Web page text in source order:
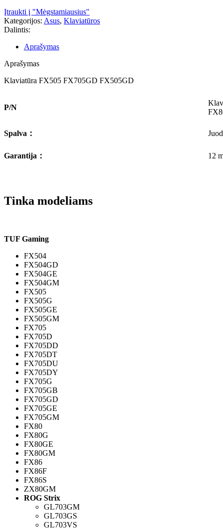
Įtraukti į "Mėgstamiausius"
Kategorijos: Asus, Klaviatūros
Dalintis:
Aprašymas
Aprašymas
Klaviatūra FX505 FX705GD FX505GD
P/N
Spalva ：
Garantija ： 12
Tinka modeliams
TUF Gaming
FX504
FX504GD
FX504GE
FX504GM
FX505
FX505G
FX505GE
FX505GM
FX705
FX705D
FX705DD
FX705DT
FX705DU
FX705DY
FX705G
FX705GB
FX705GD
FX705GE
FX705GM
FX80
FX80G
FX80GE
FX80GM
FX86
FX86F
FX86S
ZX80GM
ROG Strix
GL703GM
GL703GS
GL703VS